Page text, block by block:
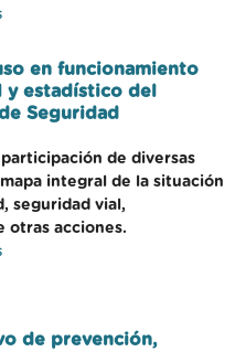
en funcionamiento
y estadístico del
Seguridad
de diversas
integral de la situación
seguridad vial,
otras acciones.
de prevención,